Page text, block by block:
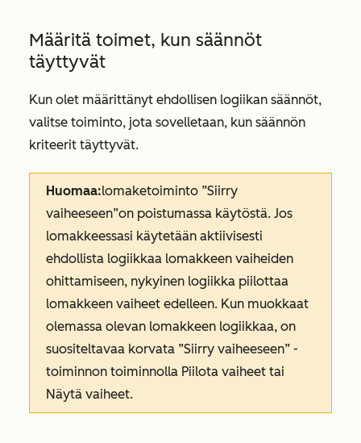
Määritä toimet, kun säännöt
täyttyvät
Kun olet määrittänyt ehdollisen logiikan säännöt,
valitse toiminto, jota sovelletaan, kun säännön
kriteerit täyttyvät.
Huomaa:lomaketoiminto ”Siirry
vaiheeseen”on poistumassa käytöstä. Jos
lomakkeessasi käytetään aktiivisesti
ehdollista logiikkaa lomakkeen vaiheiden
ohittamiseen, nykyinen logiikka piilottaa
lomakkeen vaiheet edelleen. Kun muokkaat
olemassa olevan lomakkeen logiikkaa, on
suositeltavaa korvata ”Siirry vaiheeseen” -
toiminnon toiminnolla Piilota vaiheet tai
Näytä vaiheet.